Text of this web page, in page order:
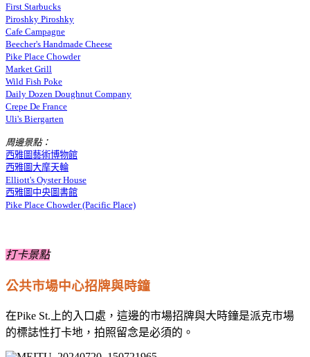
First Starbucks
Piroshky Piroshky
Cafe Campagne
Beecher's Handmade Cheese
Pike Place Chowder
Market Grill
Wild Fish Poke
Daily Dozen Doughnut Company
Crepe De France
Uli's Biergarten
周邊景點：
西雅圖藝術博物館
西雅圖大摩天輪
Elliott's Oyster House
西雅圖中央圖書館
Pike Place Chowder (Pacific Place)
打卡景點
公共市場中心招牌與時鐘
在Pike St.上的入口處，這邊的市場招牌與大時鐘是派克市場
的標誌性打卡地，拍照留念是必須的。